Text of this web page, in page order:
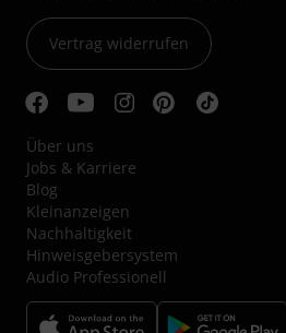
Vertrag widerrufen
Über uns
Jobs & Karriere
Blog
Kleinanzeigen
Nachhaltigkeit
Hinweisgebersystem
Audio Professionell